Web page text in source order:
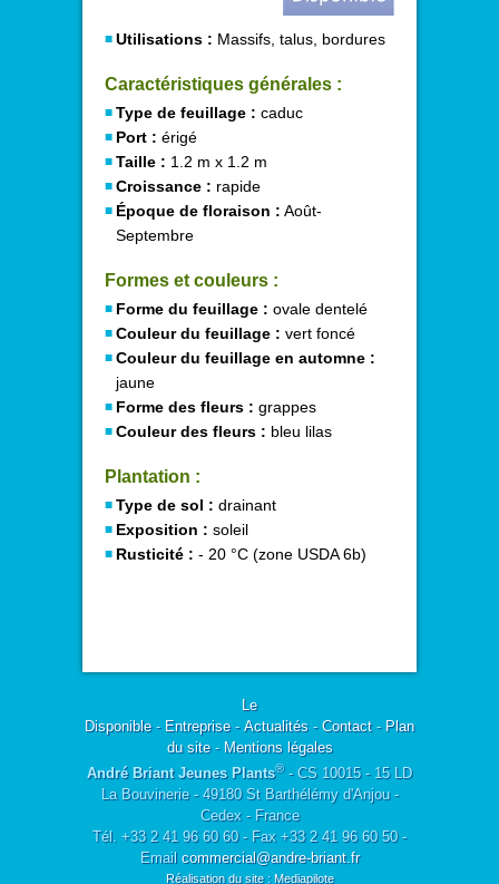
Utilisations : Massifs, talus, bordures
Caractéristiques générales :
Type de feuillage : caduc
Port : érigé
Taille : 1.2 m x 1.2 m
Croissance : rapide
Époque de floraison : Août-
Septembre
Formes et couleurs :
Forme du feuillage : ovale dentelé
Couleur du feuillage : vert foncé
Couleur du feuillage en automne :
jaune
Forme des fleurs : grappes
Couleur des fleurs : bleu lilas
Plantation :
Type de sol : drainant
Exposition : soleil
Rusticité : - 20 °C (zone USDA 6b)
Le
Disponible- Entreprise- Actualités - Contact- Plan
du site- Mentions légales
André Briant Jeunes Plants®- CS 10015 - 15 LD
La Bouvinerie - 49180 St Barthélémy d'Anjou -
Cedex - France
Tél. +33 2 41 96 60 60 - Fax +33 2 41 96 60 50 -
Email commercial@andre-briant.fr
Réalisation du site : Mediapilote